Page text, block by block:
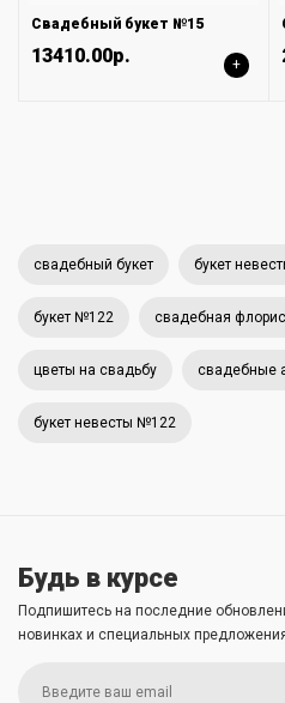
Свадебный букет №15
13410.00р. +
свадебный букет букет
букет №122 свадебная
цветы на свадьбу свадебные
букет невесты №122
Будь в курсе
Подпишитесь на последние
новинках и специальных